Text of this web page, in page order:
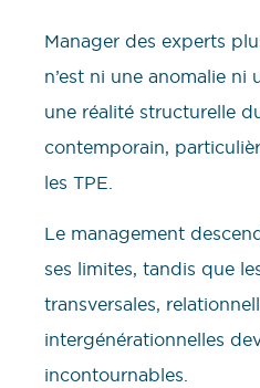
Manager des experts
n’est ni une anomalie ni
une réalité structurelle
contemporain,
les TPE.
Le management
ses limites, tandis que
transversales,
intergénérationnelles
incontournables.